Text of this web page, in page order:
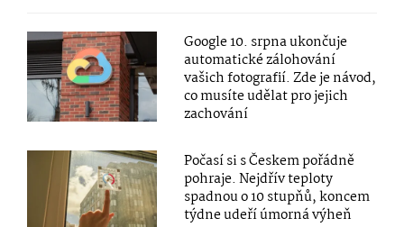
Google 10. srpna ukončuje
automatické zálohování
vašich fotografií. Zde je návod,
co musíte udělat pro jejich
zachování
Počasí si s Českem pořádně
pohraje. Nejdřív teploty
spadnou o 10 stupňů, koncem
týdne udeří úmorná výheň